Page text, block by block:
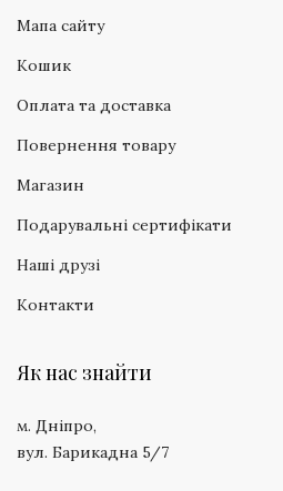
Мапа сайту
Кошик
Оплата та доставка
Повернення товару
Магазин
Подарувальні сертифікати
Наші друзі
Контакти
Як нас знайти
м. Дніпро,
вул. Барикадна 5/7